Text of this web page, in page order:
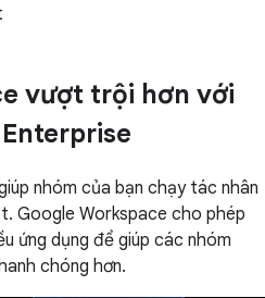
vượt trội hơn với
nhóm của bạn chạy tác nhân
Google Workspace cho phép
ứng dụng để giúp các nhóm
chóng hơn.